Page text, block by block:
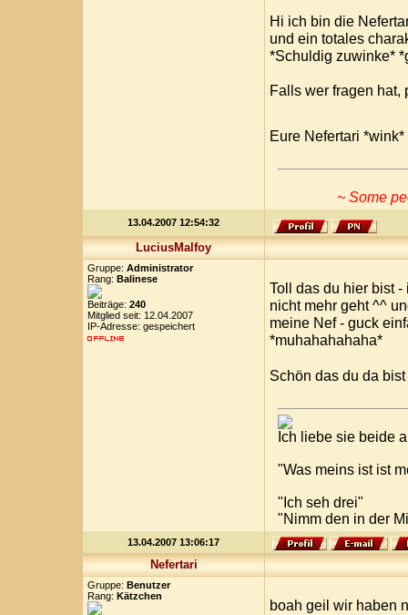
Hi ich bin die
und ein totales
*Schuldig zuwinke*
Falls wer fragen hat,
Eure Nefertari *wink*
~ Some
13.04.2007 12:54:32
LuciusMalfoy
Gruppe: Administrator
Rang: Balinese
Beiträge: 240
Mitglied seit: 12.04.2007
IP-Adresse: gespeichert
Toll das du hier bist
nicht mehr geht ^^
meine Nef - guck
*muhahahahaha*
Schön das du da
Ich liebe sie beide
"Was meins ist ist
"Ich seh drei"
"Nimm den in der
13.04.2007 13:06:17
Nefertari
Gruppe: Benutzer
Rang: Kätzchen
boah geil wir haben